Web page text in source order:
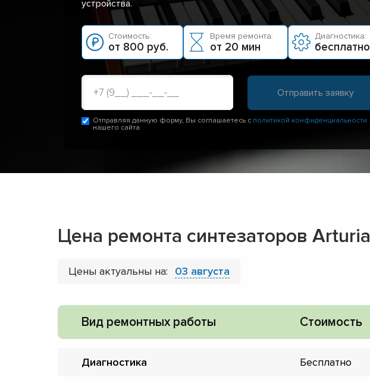
устройства.
Стоимость:
от 800 руб.
Время ремонта:
от 20 мин
Диагностика:
бесплатно
Отправляя данную форму, Вы соглашаетесь с политикой конфиденциальности
нашего сайта
Цена ремонта синтезаторов Arturia
Цены актуальны на: 03 августа
Вид ремонтных работы Стоимость
Диагностика Бесплатно